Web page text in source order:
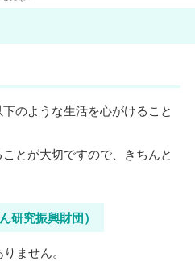
のような生活を心がけること
とが大切ですので、きちんと
研究振興財団）
ません。